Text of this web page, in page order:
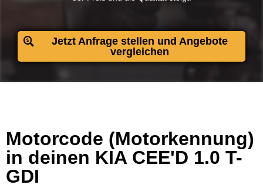
Jetzt Anfrage stellen und Angebote
vergleichen
Motorcode (Motorkennung)
in deinen KIA CEE'D 1.0 T-
GDI